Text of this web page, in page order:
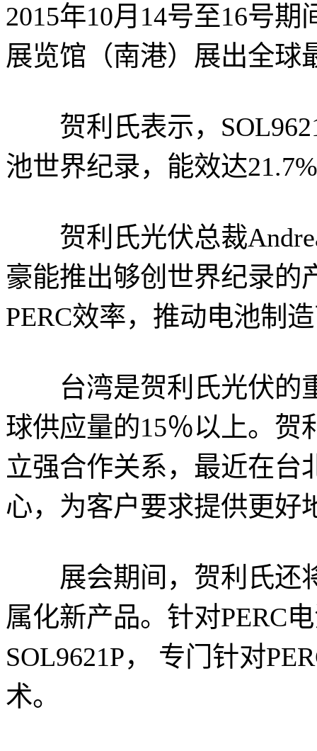
2015年10月14号至16号
展览馆（南港）展出全球
贺利氏表示，SOL9621
池世界纪录，能效达
贺利氏光伏总裁
豪能推出够创世界纪录的
PERC效率，推动电池制
台湾是贺利氏光伏的
球供应量的15％以上。贺
立强合作关系，最近在台
心，为客户要求提供更好
展会期间，贺利氏还
属化新产品。针对PERC
SOL9621P， 专门针对
术。